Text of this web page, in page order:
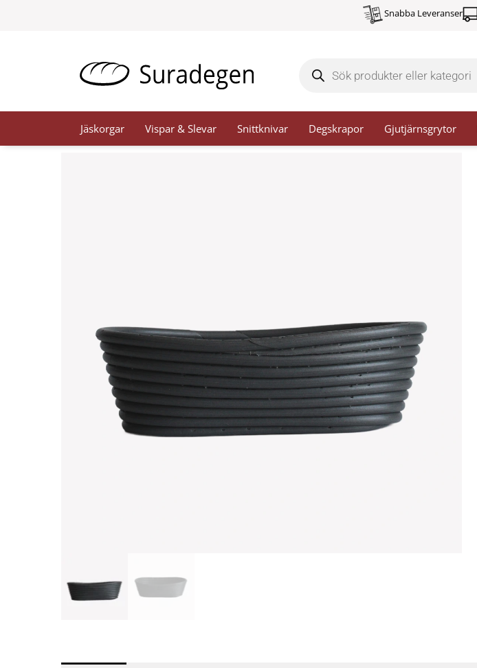
Snabba Leveranser
search
Jäskorgar Vispar & Slevar Snittknivar Degskrapor Gjutjärnsgrytor